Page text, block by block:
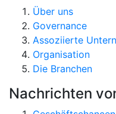
Über uns
Governance
Assoziierte
Organisation
Die Branchen
Nachrichten